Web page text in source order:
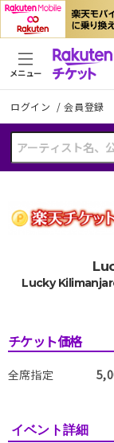
ログイン /会員登録
メニュー
Lucky
チケット価格
全席指定
イベント詳細